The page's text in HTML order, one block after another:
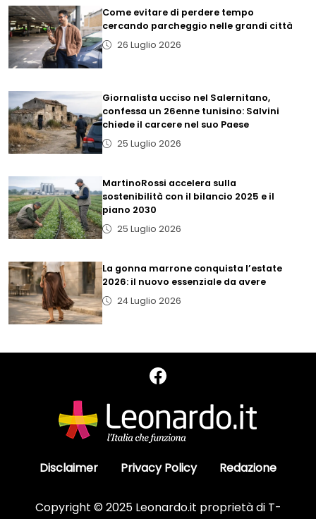
Come evitare di perdere tempo
cercando parcheggio nelle grandi città
26 Luglio 2026
Giornalista ucciso nel Salernitano,
confessa un 26enne tunisino: Salvini
chiede il carcere nel suo Paese
25 Luglio 2026
MartinoRossi accelera sulla
sostenibilità con il bilancio 2025 e il
piano 2030
25 Luglio 2026
La gonna marrone conquista l’estate
2026: il nuovo essenziale da avere
24 Luglio 2026
Disclaimer Privacy Policy Redazione
Copyright © 2025 Leonardo.it proprietà di T-